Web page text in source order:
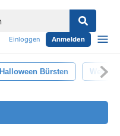
Einloggen Anmelden
Halloween Bürsten